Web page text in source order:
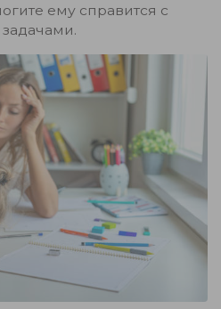
ему справится с